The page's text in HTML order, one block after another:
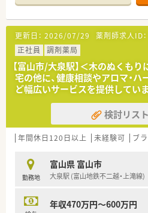
【店舗情報と応需状況について】
■内科や皮膚科をはじめ、泌尿
90枚ほど応需している地域密着
■近隣のクリニックを中心に広
け付けており、幅広い症例に触
■広々とした店内には中庭があ
供するなど心身ともに安らぐ環
【法人特徴について】
■1955年に創業した歴史ある企
を展開しながら地域医療に深く
■近代医療と代替医療を組み合
アロマやハーブの取り扱いにも
実現し、患者様とスタッフの双
【こんな方が活躍中】
せていきいきと働く若手ママ
更新日： 2026/07/29 薬剤師求人ID：
正社員
調剤薬局
【富山市/大泉駅】＜木のぬくも
宅の他に、健康相談やアロマ・ハ
ど幅広いサービスを提供していま
検討リス
年間休日120日以上 未経験可 ブ
勤務地
富山県 富山市
大泉駅 (富山地鉄不二越・上滝線)
年収470万円～600万円